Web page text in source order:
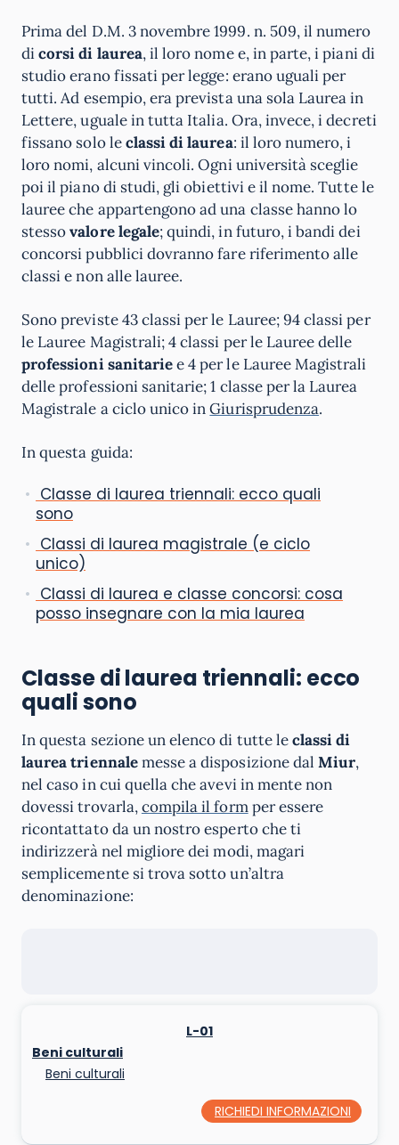
Prima del D.M. 3 novembre 1999. n. 509, il numero
dicorsi di laurea, il loro nome e, in parte, i piani di
studio erano fissati per legge: erano uguali per
tutti. Ad esempio, era prevista una sola Laurea in
Lettere, uguale in tutta Italia. Ora, invece, i decreti
fissano solo leclassi di laurea: il loro numero, i
loro nomi, alcuni vincoli. Ogni università sceglie
poi il piano di studi, gli obiettivi e il nome. Tutte le
lauree che appartengono ad una classe hanno lo
stessovalore legale; quindi, in futuro, i bandi dei
concorsi pubblici dovranno fare riferimento alle
classi e non alle lauree.
Sono previste 43 classi per le Lauree; 94 classi per
le Lauree Magistrali; 4 classi per le Lauree delle
professioni sanitariee 4 per le Lauree Magistrali
delle professioni sanitarie; 1 classe per la Laurea
Magistrale a ciclo unico inGiurisprudenza.
In questa guida:
Classe di laurea triennali: ecco quali
sono
Classi di laurea magistrale (e ciclo
unico)
Classi di laurea e classe concorsi: cosa
posso insegnare con la mia laurea
Classe di laurea triennali: ecco
quali sono
In questa sezione un elenco di tutte leclassi di
laurea triennalemesse a disposizione dalMiur,
nel caso in cui quella che avevi in mente non
dovessi trovarla,compila il formper essere
ricontattato da un nostro esperto che ti
indirizzerà nel migliore dei modi, magari
semplicemente si trova sotto un’altra
denominazione:
L-01
Beni culturali
Beni culturali
RICHIEDI INFORMAZIONI